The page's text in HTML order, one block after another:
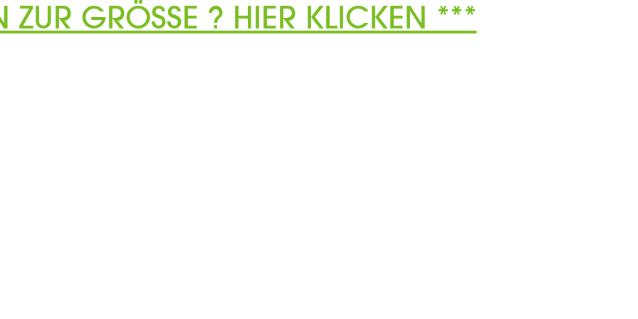
ZUR GRÖSSE ? HIER KLICKEN ***